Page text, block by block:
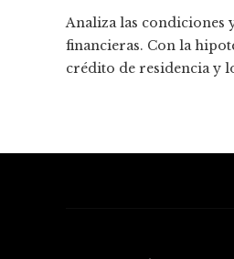
Analiza las condiciones
financieras. Con la
crédito de residencia y